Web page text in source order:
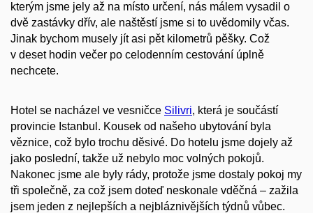
kterým jsme jely až na místo určení, nás málem vysadil o
dvě zastávky dřív, ale naštěstí jsme si to uvědomily včas.
Jinak bychom musely jít asi pět kilometrů pěšky. Což
v deset hodin večer po celodenním cestování úplně
nechcete.
Hotel se nacházel ve vesničce Silivri, která je součástí
provincie Istanbul. Kousek od našeho ubytování byla
věznice, což bylo trochu děsivé. Do hotelu jsme dojely až
jako poslední, takže už nebylo moc volných pokojů.
Nakonec jsme ale byly rády, protože jsme dostaly pokoj my
tři společně, za což jsem doteď neskonale vděčná – zažila
jsem jeden z nejlepších a nejbláznivějších týdnů vůbec.